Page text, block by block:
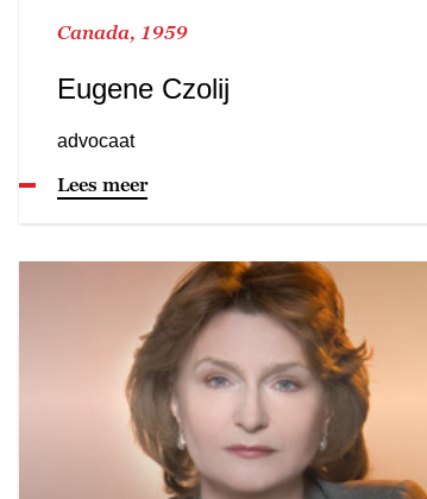
Canada, 1959
Eugene Czolij
advocaat
Lees meer